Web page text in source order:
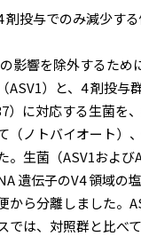
剤投与でのみ減少す
影響を除外するため
ASV1）と、4 剤投与
）に対応する⽣菌を
（ノトバイオート）
。⽣菌（ASV1および
遺伝⼦のV4 領域の
から分離しました。
では、対照群と⽐べ